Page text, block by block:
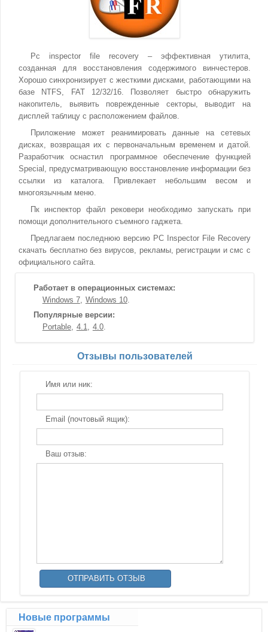
Pc inspector file recovery – эффективная утилита,
созданная для восстановления содержимого винчестеров.
Хорошо синхронизирует с жесткими дисками, работающими на
базе NTFS, FAT 12/32/16. Позволяет быстро обнаружить
накопитель, выявить поврежденные секторы, выводит на
дисплей таблицу с расположением файлов.
Приложение может реанимировать данные на сетевых
дисках, возвращая их с первоначальным временем и датой.
Разработчик оснастил программное обеспечение функцией
Special, предусматривающую восстановление информации без
ссылки из каталога. Привлекает небольшим весом и
многоязычным меню.
Пк инспектор файл рековери необходимо запускать при
помощи дополнительного съемного гаджета.
Предлагаем последнюю версию PC Inspector File Recovery
скачать бесплатно без вирусов, рекламы, регистрации и смс с
официального сайта.
Работает в операционных системах:
Windows 7
Windows 10
Популярные версии:
Portable
4.1 4.0
Отзывы пользователей
Имя или ник:
Email (почтовый ящик):
Ваш отзыв:
Новые программы